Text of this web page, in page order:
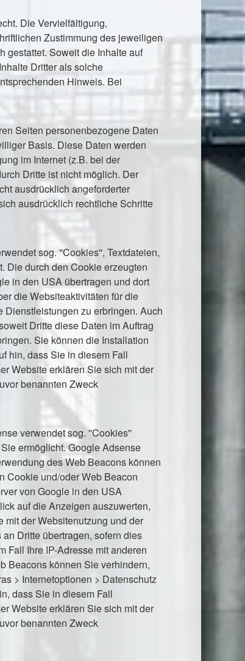
Die Vervielfältigung,
Zustimmung des jeweiligen
gestattet. Soweit die Inhalte auf
Dritter als solche
Hinweis. Bei
Seiten personenbezogene Daten
Basis. Diese Daten werden
im Internet (z.B. bei der
Dritte ist nicht möglich. Der
ausdrücklich angeforderter
ausdrücklich rechtliche Schritte
sog. ''Cookies'', Textdateien,
Die durch den Cookie erzeugten
in den USA übertragen und dort
die Websiteaktivitäten für die
Dienstleistungen zu erbringen. Auch
Dritte diese Daten im Auftrag
Sie können die Installation
hin, dass Sie in diesem Fall
Website erklären Sie sich mit der
benannten Zweck
verwendet sog. ''Cookies''
ermöglicht. Google Adsense
des Web Beacons können
Cookie und/oder Web Beacon
von Google in den USA
auf die Anzeigen auszuwerten,
mit der Websitenutzung und der
Dritte übertragen, sofern dies
Fall Ihre IP-Adresse mit anderen
Beacons können Sie verhindern,
> Internetoptionen > Datenschutz
dass Sie in diesem Fall
Website erklären Sie sich mit der
benannten Zweck